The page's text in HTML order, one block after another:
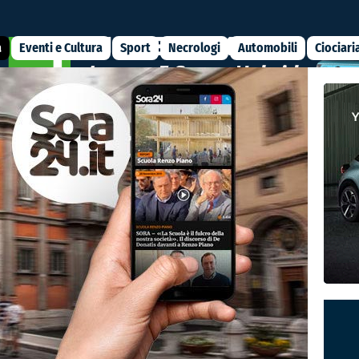
Eventi e Cultura Sport Necrologi Automobili